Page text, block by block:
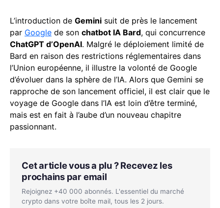
L’introduction de Gemini suit de près le lancement
par Google de son chatbot IA Bard, qui concurrence
ChatGPT d’OpenAI. Malgré le déploiement limité de
Bard en raison des restrictions réglementaires dans
l’Union européenne, il illustre la volonté de Google
d’évoluer dans la sphère de l’IA. Alors que Gemini se
rapproche de son lancement officiel, il est clair que le
voyage de Google dans l’IA est loin d’être terminé,
mais est en fait à l’aube d’un nouveau chapitre
passionnant.
Cet article vous a plu ? Recevez les
prochains par email
Rejoignez +40 000 abonnés. L'essentiel du marché
crypto dans votre boîte mail, tous les 2 jours.